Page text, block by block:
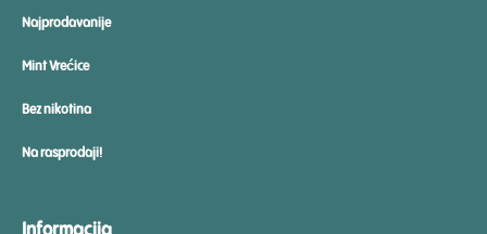
Najprodavanije
Mint Vrećice
Bez nikotina
Na rasprodaji!